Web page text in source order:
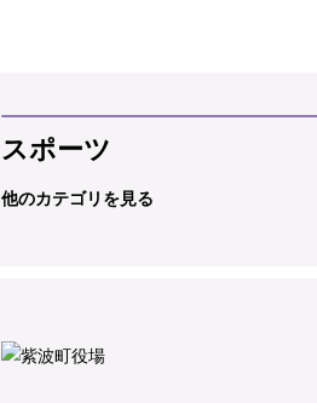
スポーツ
他のカテゴリを見る